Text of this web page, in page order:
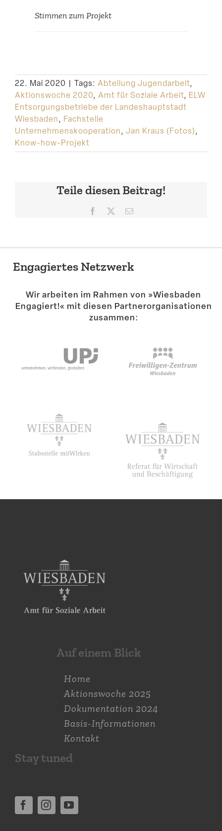
Stimmen zum Projekt
Cloud. Dieses Jahr können
wir viel einfacher den
einzelnen Engagierten ihre
Fotos per Link zur
Verfügung stellen. Jetzt
ist es viel einfacher!
Danke!
Fachstelle
Unternehmenskooperation
22. Mai 2020 | Tags: Abteilung Jugendarbeit,
Aktionswoche 2020, Amt für Soziale Arbeit, ELW
Entsorgungsbetriebe der Landeshauptstadt
Wiesbaden, Fachstelle
Unternehmenskooperation, Jan Kraus (Fotos),
Know-how-Projekt
Teile diesen Beitrag!
Facebook E-
Engagiertes Netzwerk
Wir arbeiten im Rahmen von »Wiesbaden
Engagiert!« mit diesen Partner­or­ga­ni­sa­tionen
zusammen:
Auf einem Blick
Home
Aktions­woche 2025
Dokumen­tation 2024
Basis-Informationen
Kontakt
Stay tuned